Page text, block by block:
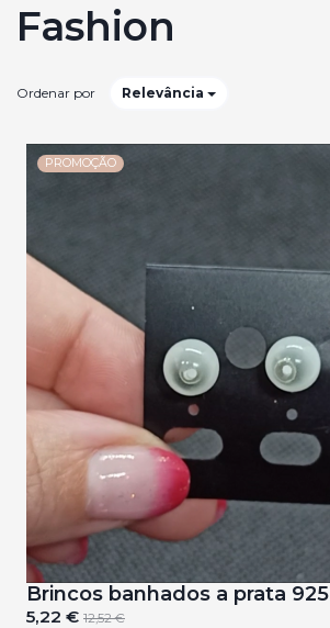
Fashion
Ordenar por Relevância
PROMOÇÃO
Brincos banhados a prata 925
5,22 € 12,52 €